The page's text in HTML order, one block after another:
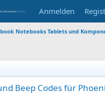
Anmelden
Notebooks Tablets und
Beep Codes für